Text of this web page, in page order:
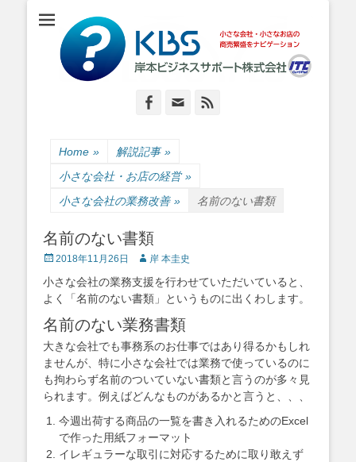
岸本ビジネスサポ
ート株式会社
小さな会社・小さなお店のIT経営をナビゲーション
Facebook
Email
Home » 解説記事 »
小さな会社・お店の経営 »
小さな会社の業務改善 » 名前のない書類
名前のない書類
Posted
2018年11月26日 Author
岸 本圭史
小さな会社の業務支援を行わせていただいていると、
よく「名前のない書類」というものに出くわします。
名前のない業務書類
大きな会社でも事務系のお仕事ではあり得るかもしれ
ませんが、特に小さな会社では業務で使っているのに
も拘わらず名前のついていない書類と言うのが多々見
られます。例えばどんなものがあるかと言うと、、、
今週出荷する商品の一覧を書き入れるためのExcel
で作った用紙フォーマット
イレギュラーな取引に対応するために取り敢えず